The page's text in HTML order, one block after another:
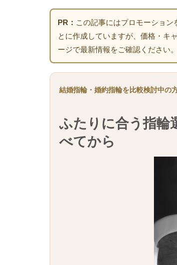
PR： この記事にはプロモーショ
とに作成していますが、価格・キ
ージで最新情報をご確認ください。
結婚指輪・婚約指輪を比較検討中の
ふたりに合う指輪
べてから